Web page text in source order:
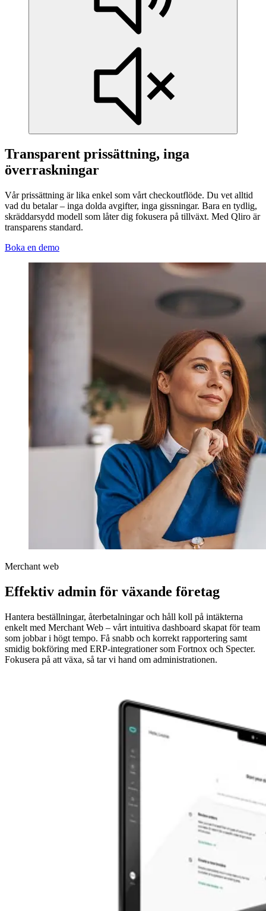
Transparent prissättning, inga
överraskningar
Vår prissättning är lika enkel som vårt checkoutflöde. Du vet alltid
vad du betalar – inga dolda avgifter, inga gissningar. Bara en tydlig,
skräddarsydd modell som låter dig fokusera på tillväxt. Med Qliro är
transparens standard.
Boka en demo
Merchant web
Effektiv admin för växande företag
Hantera beställningar, återbetalningar och håll koll på intäkterna
enkelt med Merchant Web – vårt intuitiva dashboard skapat för team
som jobbar i högt tempo. Få snabb och korrekt rapportering samt
smidig bokföring med ERP-integrationer som Fortnox och Specter.
Fokusera på att växa, så tar vi hand om administrationen.